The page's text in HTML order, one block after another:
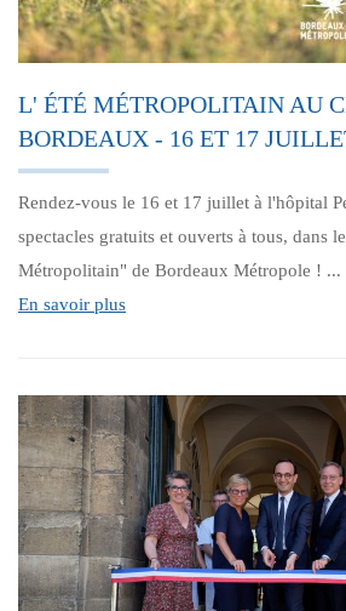
L' ÉTÉ MÉTROPOLITAIN AU
BORDEAUX - 16 ET 17
Rendez-vous le 16 et 17 juillet à l'hôpital
spectacles gratuits et ouverts à tous, dans
Métropolitain" de Bordeaux Métropole ! ...
En savoir plus